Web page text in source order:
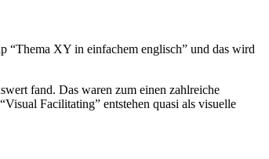
“Thema XY in einfachem englisch” und das wird
fand. Das waren zum einen zahlreiche
Facilitating” entstehen quasi als visuelle